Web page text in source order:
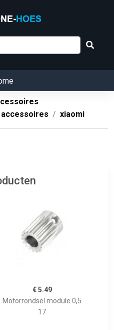
xiaomi
€ 5.49
Motorrondsel module 0,5
17